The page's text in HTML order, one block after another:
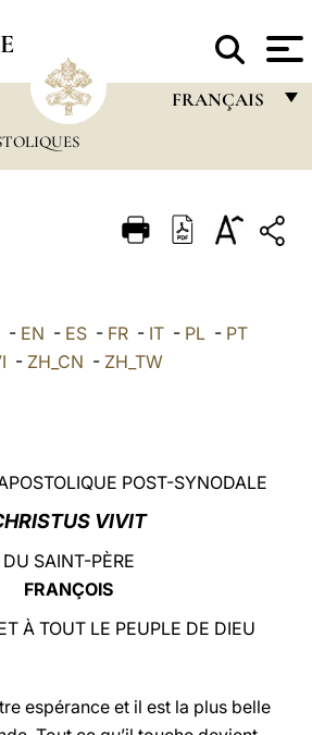
FRANÇAIS
ITALIANO
中文
- EN - ES- FR- IT- PL- PT
- ZH_CN - ZH_TW
POST-SYNODALE
VIVIT
DU SAINT-PÈRE
FRANÇOIS
À TOUT LE PEUPLE DE DIEU
espérance et il est la plus belle